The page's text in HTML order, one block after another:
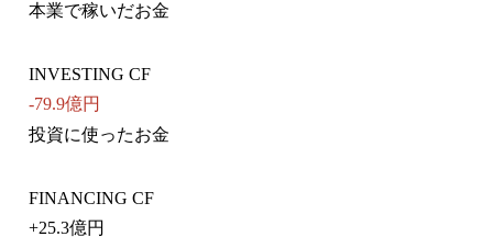
本業で稼いだお金
INVESTING CF
-79.9億円
投資に使ったお金
FINANCING CF
+25.3億円